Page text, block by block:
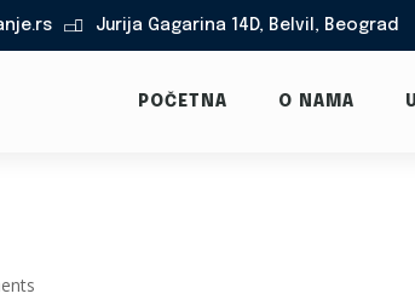
 Jurija Gagarina 14D, Belvil, Beograd
POČETNA O NAMA